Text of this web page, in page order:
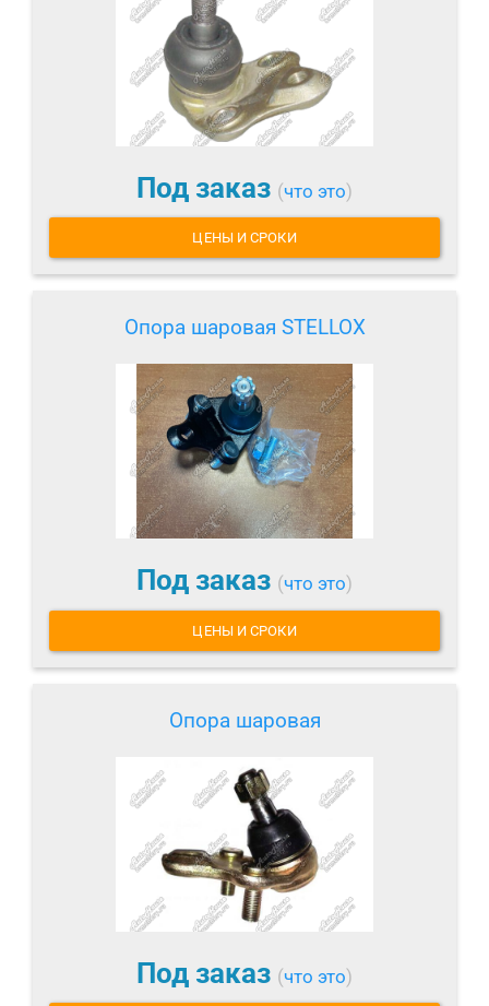
Под заказ (что это)
ЦЕНЫ И СРОКИ
Опора шаровая STELLOX
Под заказ (что это)
ЦЕНЫ И СРОКИ
Опора шаровая
Под заказ (что это)